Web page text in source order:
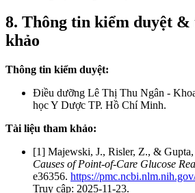
8. Thông tin kiểm duyệt
khảo
Thông tin kiểm duyệt:
Điều dưỡng Lê Thị Thu Ngân -
học Y Dược TP. Hồ Chí Minh.
Tài liệu tham khảo:
[1] Majewski, J., Risler, Z., &
Causes of Point-of-Care Glucose
e36356. https://
Truy cập: 2025-11-23.